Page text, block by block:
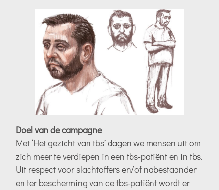
Doel van de campagne
Met ‘Het gezicht van tbs’ dagen we mensen uit om
zich meer te verdiepen in een tbs-patiënt en in tbs.
Uit respect voor slachtoffers en/of nabestaanden
en ter bescherming van de tbs-patiënt wordt er